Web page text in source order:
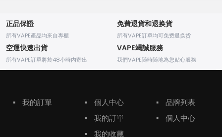
正品保證
所有VAPE產品均來自專櫃
免費退貨和退换貨
所有VAPE訂單均可免费退换货
空運快速出貨
所有VAPE訂單將於48小時内寄出
VAPE竭誠服務
我們VAPE随時随地為您贴心服務
▪ 我的訂單 ▪
個人中心
▪
我的訂單
▪
我的收藏
▪
品牌列表
▪
個人中心